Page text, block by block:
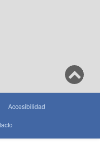
Accesibilidad